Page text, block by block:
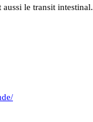
le transit intestinal.